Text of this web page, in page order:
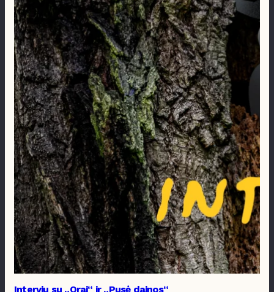
Interviu su „Orai“ ir „Pusė dainos“